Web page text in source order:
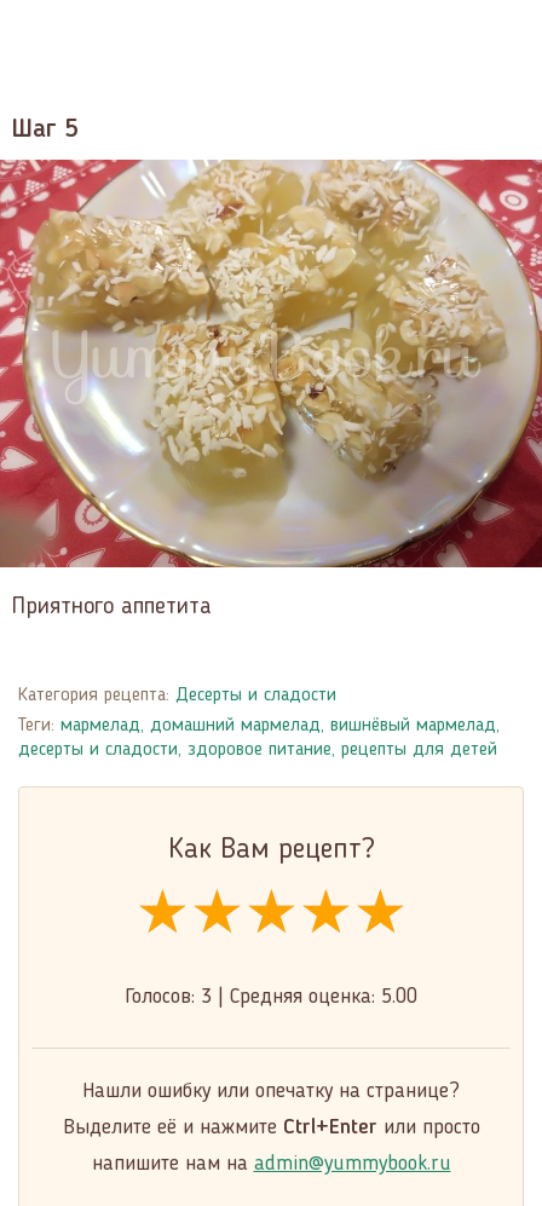
Шаг 5
Приятного аппетита
Категория рецепта: Десерты и сладости
Теги: мармелад, домашний мармелад, вишнёвый мармелад,
десерты и сладости, здоровое питание, рецепты для детей
Как Вам рецепт?
★★★★★
★★★★★
★★★★★
Голосов: 3 Средняя оценка: 5.00
Нашли ошибку или опечатку на странице?
Выделите её и нажмите Ctrl+Enter или просто
напишите нам на admin@yummybook.ru